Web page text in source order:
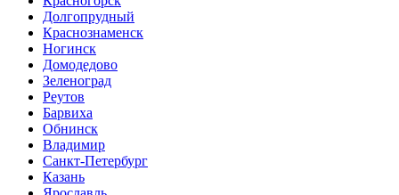
Долгопрудный
Краснознаменск
Ногинск
Домодедово
Зеленоград
Реутов
Барвиха
Обнинск
Владимир
Санкт-Петербург
Казань